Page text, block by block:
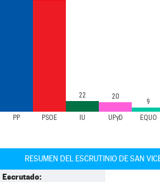
PP PSOE IU UPyD EQUO
22 20
9
RESUMEN DEL ESCRUTINIO DE SAN
Escrutado: